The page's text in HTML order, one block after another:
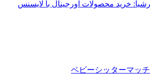
خرید محصولات اورجینال با لایسنس
ベビーシッターマッ